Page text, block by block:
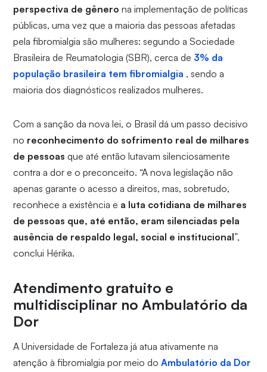
perspectiva de gênero na implementação de políticas
públicas, uma vez que a maioria das pessoas afetadas
pela fibromialgia são mulheres: segundo a Sociedade
Brasileira de Reumatologia (SBR), cerca de 3% da
população brasileira tem fibromialgia , sendo a
maioria dos diagnósticos realizados mulheres.
Com a sanção da nova lei, o Brasil dá um passo decisivo
no reconhecimento do sofrimento real de milhares
de pessoas que até então lutavam silenciosamente
contra a dor e o preconceito. “A nova legislação não
apenas garante o acesso a direitos, mas, sobretudo,
reconhece a existência e a luta cotidiana de milhares
de pessoas que, até então, eram silenciadas pela
ausência de respaldo legal, social e institucional”,
conclui Hérika.
Atendimento gratuito e
multidisciplinar no Ambulatório da
Dor
A Universidade de Fortaleza já atua ativamente na
atenção à fibromialgia por meio doAmbulatório da Dor